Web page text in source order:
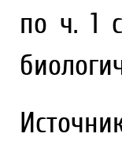
по ч. 1